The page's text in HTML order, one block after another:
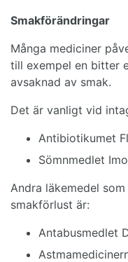
Smakförändringar
Många mediciner
till exempel en bitter
avsaknad av smak.
Det är vanligt vid
Antibiotikumet
Sömnmedlet
Andra läkemedel
smakförlust är:
Antabusmedlet